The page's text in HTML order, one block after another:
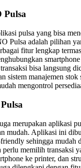
Pulsa
pulsa yang bisa
Pulsa adalah pilihan
fitur lengkap
bisa langsung
sistem manajemen stok
mengontrol
merupakan aplikasi
mudah. Aplikasi ini
sehingga mudah
perlu memilih transaksi
ke printer, dan